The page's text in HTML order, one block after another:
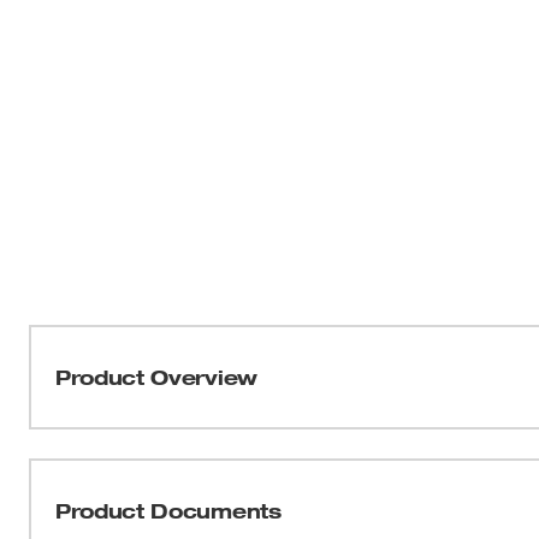
Product Overview
Las pinzas con escarificador de ajuste rápido también
Product Documents